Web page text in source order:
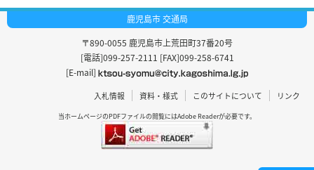
鹿児島市 交通局
〒890-0055 鹿児島市上荒田町37番20号
[電話]099-257-2111 [FAX]099-258-6741
[E-mail]
入札情報 資料・様式 このサイトについて リンク
当ホームページのPDFファイルの閲覧にはAdobe Readerが必要です。